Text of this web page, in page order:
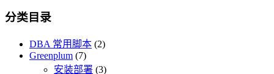
分类目录
DBA 常用脚本 (2)
Greenplum (7)
安装部署 (3)